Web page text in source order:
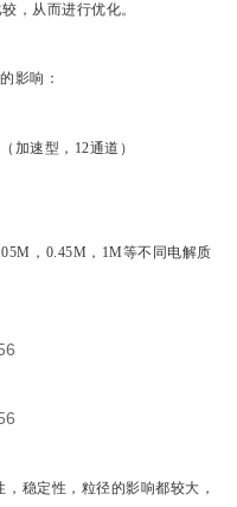
，从而进行优化。
影响：
加速型， 12通道）
， 0.45M ， 1M等不同电解质
稳定性，粒径的影响都较大，